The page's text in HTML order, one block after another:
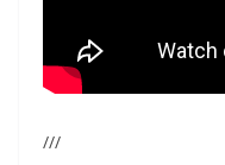
///